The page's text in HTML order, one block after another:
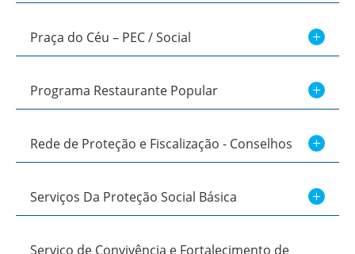
Praça do Céu – PEC / Social
Programa Restaurante Popular
Rede de Proteção e Fiscalização - Conselhos
Serviços Da Proteção Social Básica
Serviço de Convivência e Fortalecimento de